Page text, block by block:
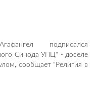
подписался
Синода УПЦ" - доселе
сообщает "Религия в